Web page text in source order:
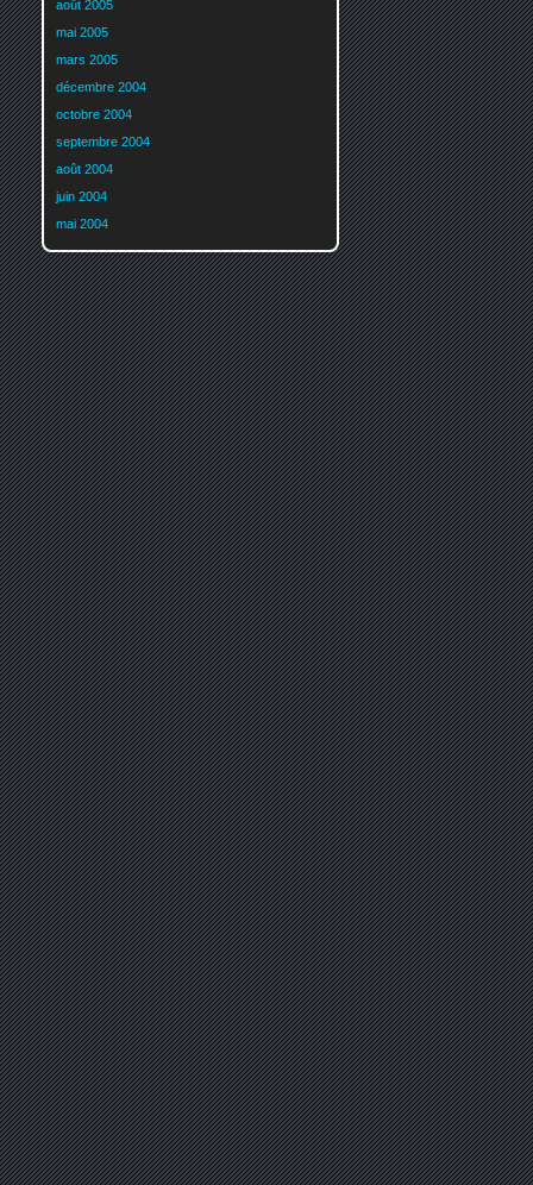
août 2005
mai 2005
mars 2005
décembre 2004
octobre 2004
septembre 2004
août 2004
juin 2004
mai 2004